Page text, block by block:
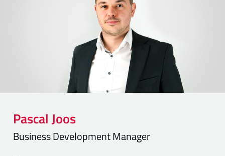
Pascal Joos
Business Development Manager